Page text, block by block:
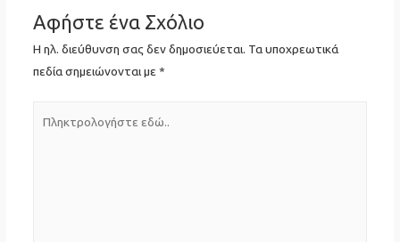
Αφήστε ένα Σχόλιο
Η ηλ. διεύθυνση σας δεν δημοσιεύεται. Τα υποχρεωτικά
πεδία σημειώνονται με*